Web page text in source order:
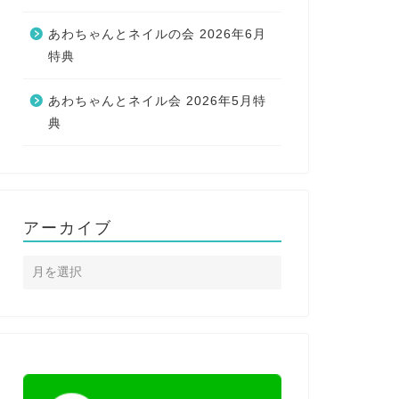
あわちゃんとネイルの会 2026年6月
特典
あわちゃんとネイル会 2026年5月特
典
アーカイブ